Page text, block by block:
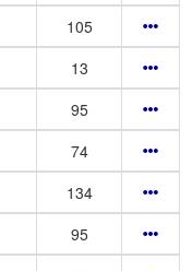
105
13
95
74
134
95